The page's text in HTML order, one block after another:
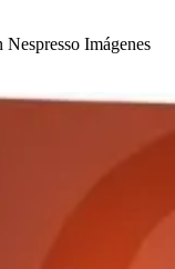
Imágenes